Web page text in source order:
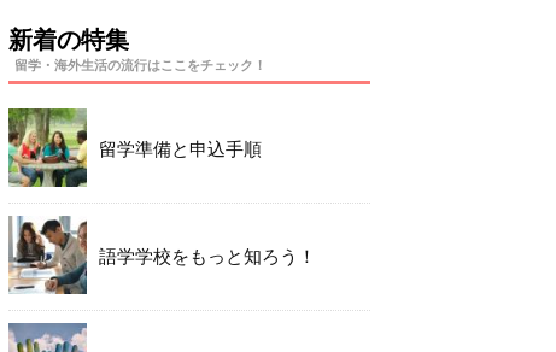
新着の特集
留学・海外生活の流行はここをチェック！
留学準備と申込手順
語学学校をもっと知ろう！